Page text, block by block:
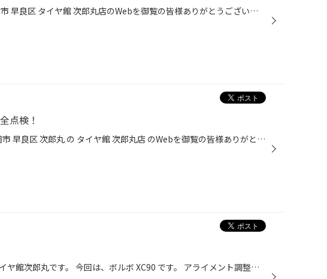
いつも福岡県 福岡市 早良区 タイヤ館 次郎丸店のWebを御覧の皆様ありがとうございます♪ 輸入車 ・ 国産車 の カスタム & チューニング もお任せの福岡市早良区 タイヤ館 次郎丸店の整備士 伊藤です！ 車高調、ダウンサスのご購入、取付はタイヤ館 次郎丸にお任せください タイヤ館 次郎丸はアライ...
点検！
いつも 福岡県 福岡市 早良区 次郎丸 の タイヤ館 次郎丸店 のWebを御覧の皆様ありがとうございます♪ こんにちは～！！ 福岡市 早良区 にある タイヤ屋さん タイヤ館 次郎丸店のWEBを ご覧頂きありがとうございます₍₍ ( ๑॔˃̶◡ ˂̶๑॓)◞♡ おクルマの点検は、定期的にされていますか？？ タイヤ館では、...
福岡市早良区のタイヤ館次郎丸です。 今回は、ボルボ XC90 です。 アライメント調整を行いました。 足廻りの交換や事故、修理が無くても 定期的なアライメント測定をオススメします。 ありがとうございました。